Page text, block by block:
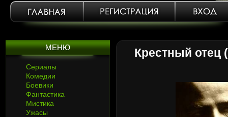
МЕНЮ
Сериалы
Комедии
Боевики
Фантастика
Мистика
Ужасы
Крестный отец